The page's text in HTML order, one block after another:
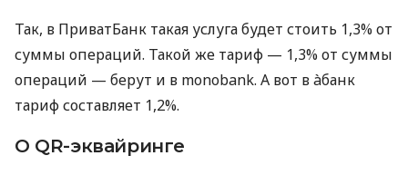
Так, в ПриватБанк такая услуга будет стоить 1,3% от
суммы операций. Такой же тариф — 1,3% от суммы
операций — берут и в monobank. А вот в àбанк
тариф составляет 1,2%.
О QR-эквайринге